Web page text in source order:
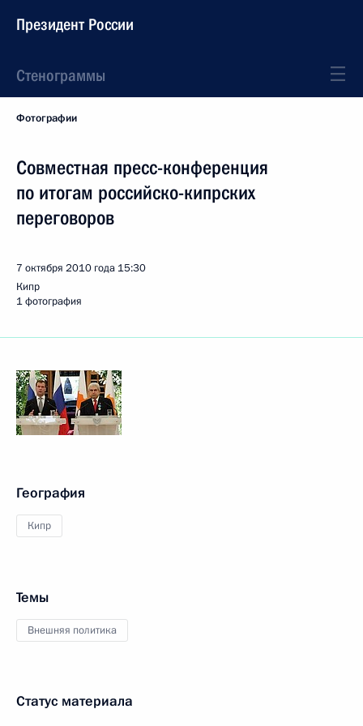
Президент России
Стенограммы
Фотографии
Совместная пресс-конференция
по итогам российско-кипрских
переговоров
7 октября 2010 года 15:30
Кипр
1 фотография
География
Кипр
Темы
Внешняя политика
Статус материала